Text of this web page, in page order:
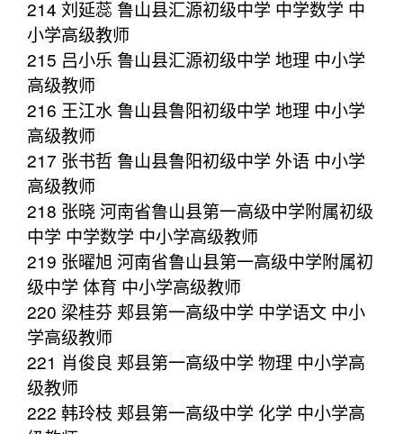
214 刘延蕊 鲁山县汇源初级中学 中学数学 中
小学高级教师
215 吕小乐 鲁山县汇源初级中学 地理 中小学
高级教师
216 王江水 鲁山县鲁阳初级中学 地理 中小学
高级教师
217 张书哲 鲁山县鲁阳初级中学 外语 中小学
高级教师
218 张晓 河南省鲁山县第一高级中学附属初级
中学 中学数学 中小学高级教师
219 张曜旭 河南省鲁山县第一高级中学附属初
级中学 体育 中小学高级教师
220 梁桂芬 郏县第一高级中学 中学语文 中小
学高级教师
221 肖俊良 郏县第一高级中学 物理 中小学高
级教师
222 韩玲枝 郏县第一高级中学 化学 中小学高